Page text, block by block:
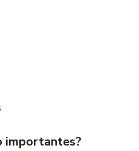
importantes?